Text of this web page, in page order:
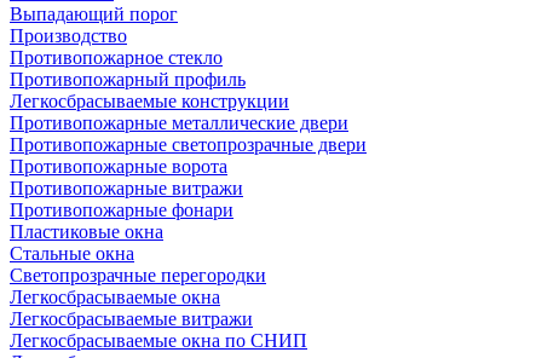
Выпадающий порог
Производство
Противопожарное стекло
Противопожарный профиль
Легкосбрасываемые конструкции
Противопожарные металлические двери
Противопожарные светопрозрачные двери
Противопожарные ворота
Противопожарные витражи
Противопожарные фонари
Пластиковые окна
Стальные окна
Светопрозрачные перегородки
Легкосбрасываемые окна
Легкосбрасываемые витражи
Легкосбрасываемые окна по СНИП